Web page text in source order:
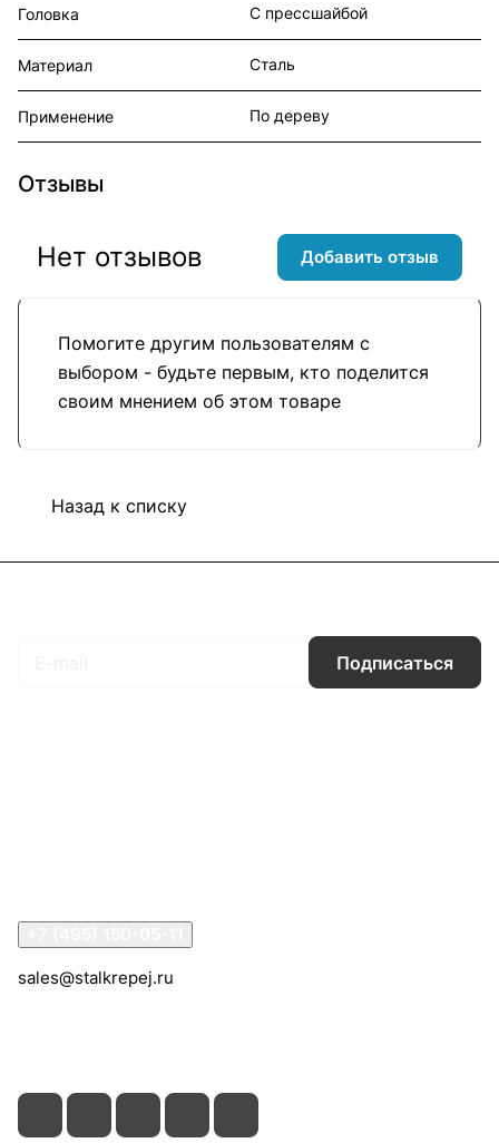
Головка С прессшайбой
Материал Сталь
Применение По дереву
Отзывы
Помогите другим пользователям с
выбором - будьте первым, кто поделится
своим мнением об этом товаре
Нет отзывов Добавить отзыв
Назад к списку
Подписаться
sales@stalkrepej.ru